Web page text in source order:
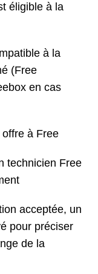
éligible à la
à la
(Free
en cas
à Free
technicien Free
acceptée, un
pour préciser
de la